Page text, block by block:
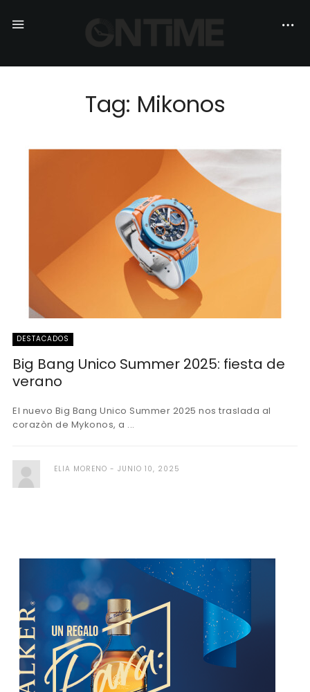
Tag: Mikonos
DESTACADOS
Big Bang Unico Summer 2025: fiesta de
verano
El nuevo Big Bang Unico Summer 2025 nos traslada al
corazòn de Mykonos, a ...
ELIA MORENO JUNIO 10, 2025